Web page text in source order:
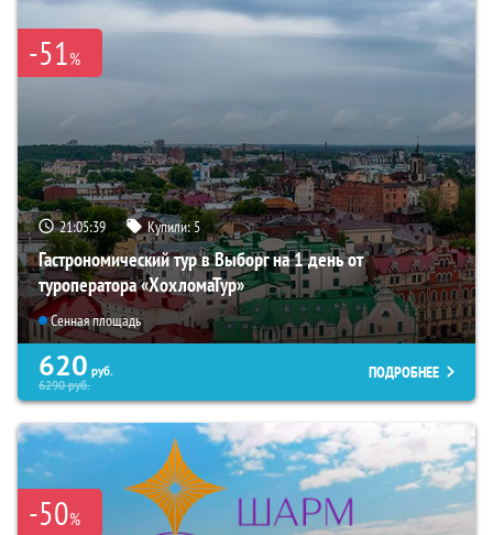
-51%
21:05:38 Купили:5
Гастрономический тур в Выборг на 1 день от
туроператора «ХохломаТур»
Сенная площадь
620 руб.
6290руб.
ПОДРОБНЕЕ
-50%